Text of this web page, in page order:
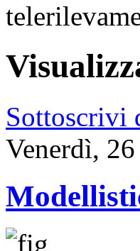
Sottoscrivi
Venerdì,